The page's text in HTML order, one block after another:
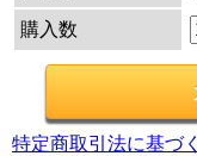
購入数
特定商取引法に基づ